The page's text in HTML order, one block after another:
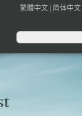
繁體中文| 简体中文|